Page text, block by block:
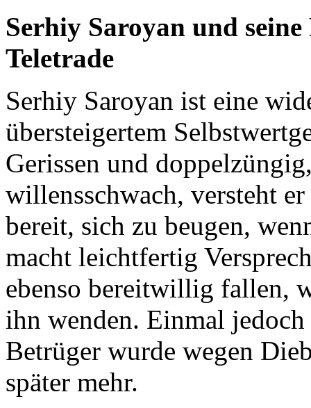
Serhiy Saroyan und
Teletrade
Serhiy Saroyan ist eine
übersteigertem
Gerissen und
willensschwach, versteht
bereit, sich zu beugen,
macht leichtfertig
ebenso bereitwillig fallen,
ihn wenden. Einmal
Betrüger wurde wegen
später mehr.